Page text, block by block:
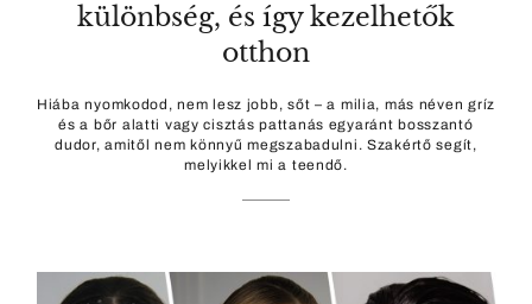
különbség, és így kezelhetők
otthon
Hiába nyomkodod, nem lesz jobb, sőt – a milia, más néven gríz
és a bőr alatti vagy cisztás pattanás egyaránt bosszantó
dudor, amitől nem könnyű megszabadulni. Szakértő segít,
melyikkel mi a teendő.